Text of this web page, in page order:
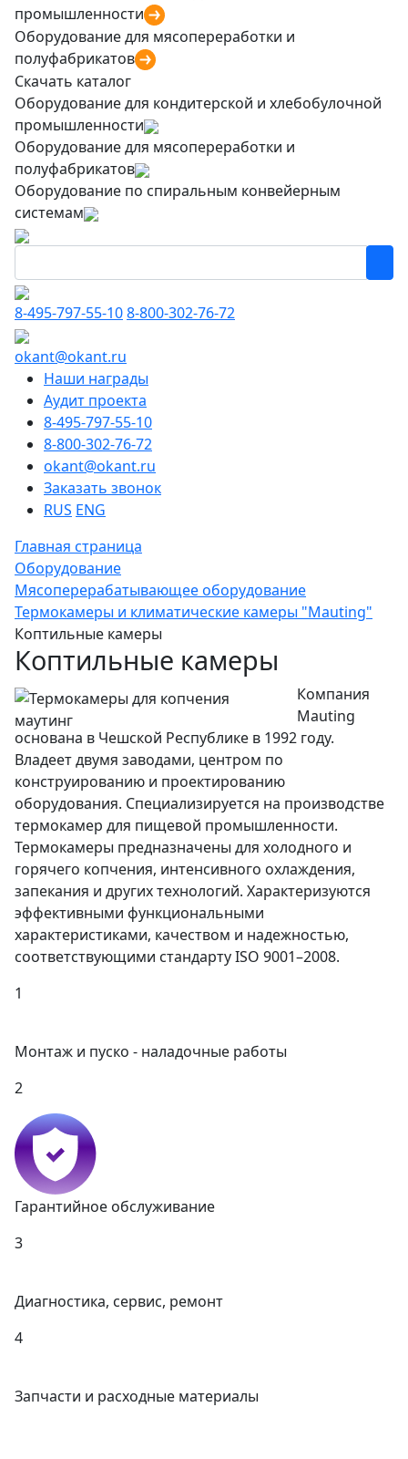
промышленности
Оборудование для мясопереработки и
полуфабрикатов
Скачать каталог
Оборудование для кондитерской и хлебобулочной
промышленности
Оборудование для мясопереработки и
полуфабрикатов
Оборудование по спиральным конвейерным
системам
8-495-797-55-108-800-302-76-72
okant@okant.ru
Наши награды
Аудит проекта
8-495-797-55-10
8-800-302-76-72
okant@okant.ru
Заказать звонок
RUS ENG
Главная страница
Оборудование
Мясоперерабатывающее оборудование
Термокамеры и климатические камеры "Mauting"
Коптильные камеры
Коптильные камеры
Компания
Mauting
основана в Чешской Республике в 1992 году.
Владеет двумя заводами, центром по
конструированию и проектированию
оборудования. Специализируется на производстве
термокамер для пищевой промышленности.
Термокамеры предназначены для холодного и
горячего копчения, интенсивного охлаждения,
запекания и других технологий. Характеризуются
эффективными функциональными
характеристиками, качеством и надежностью,
соответствующими стандарту ISO 9001–2008.
1
Монтаж и пуско - наладочные работы
2
Гарантийное обслуживание
3
Диагностика, сервис, ремонт
4
Запчасти и расходные материалы